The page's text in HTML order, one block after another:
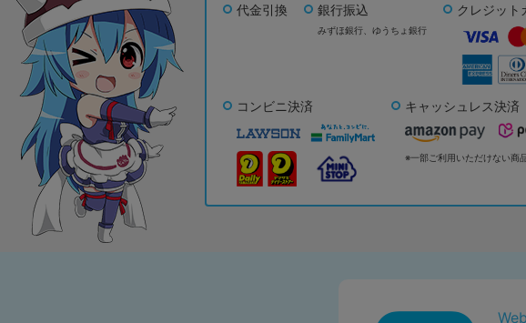
代金引換 銀行振込
みずほ銀行、 ゆうちょ銀行
クレジット
コンビニ決済 キャッシュレス決済
※一部ご利用いただけない商